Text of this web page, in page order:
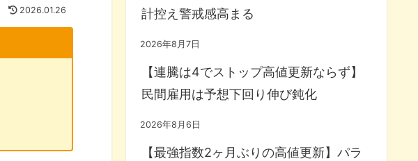
2026.01.26
計控え警戒感高まる
2026年8月7日
【連騰は4でストップ高値更新ならず】
民間雇用は予想下回り伸び鈍化
2026年8月6日
【最強指数2ヶ月ぶりの高値更新】パラ